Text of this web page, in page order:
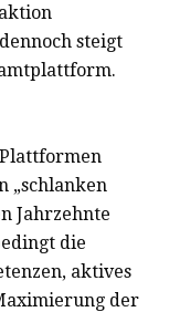
steigt
„schlanken
Jahrzehnte
die
aktives
der